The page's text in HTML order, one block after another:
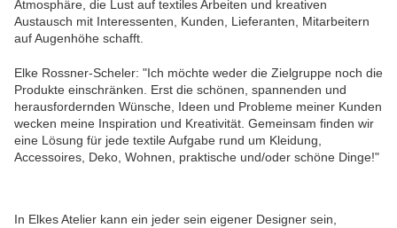
Atmosphäre, die Lust auf textiles Arbeiten und kreativen
Austausch mit Interessenten, Kunden, Lieferanten, Mitarbeitern
auf Augenhöhe schafft.
Elke Rossner-Scheler: "Ich möchte weder die Zielgruppe noch die
Produkte einschränken. Erst die schönen, spannenden und
herausfordernden Wünsche, Ideen und Probleme meiner Kunden
wecken meine Inspiration und Kreativität. Gemeinsam finden wir
eine Lösung für jede textile Aufgabe rund um Kleidung,
Accessoires, Deko, Wohnen, praktische und/oder schöne Dinge!"
In Elkes Atelier kann ein jeder sein eigener Designer sein,